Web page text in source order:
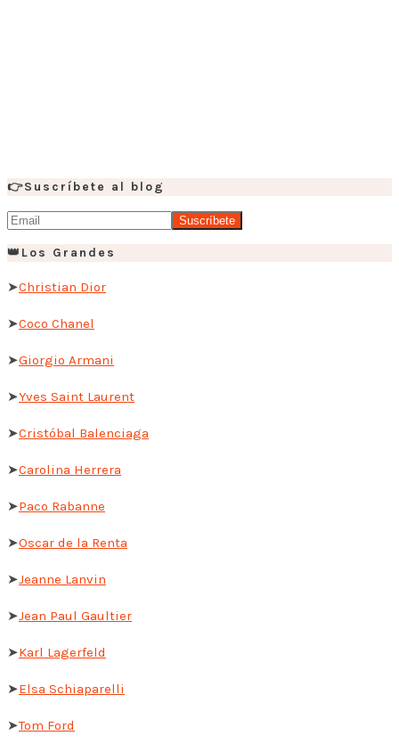
👉Suscríbete al blog
👑Los Grandes
➤Christian Dior
➤Coco Chanel
➤Giorgio Armani
➤Yves Saint Laurent
➤Cristóbal Balenciaga
➤Carolina Herrera
➤Paco Rabanne
➤Oscar de la Renta
➤Jeanne Lanvin
➤Jean Paul Gaultier
➤Karl Lagerfeld
➤Elsa Schiaparelli
➤Tom Ford